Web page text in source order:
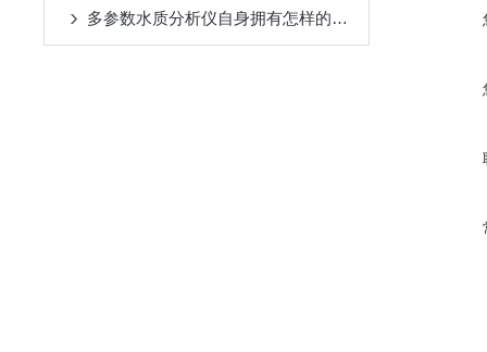
多参数水质分析仪自身拥有怎样的特点呢？